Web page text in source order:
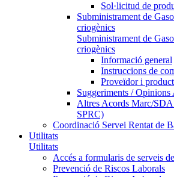
Sol·licitud de
Subministrament de
criogènics
Subministrament de
criogènics
Informació general
Instruccions de
Proveïdor i
Suggeriments / Opinions
Altres Acords Marc/
SPRC)
Coordinació Servei Rentat de
Utilitats
Utilitats
Accés a formularis de serveis
Prevenció de Riscos Laborals